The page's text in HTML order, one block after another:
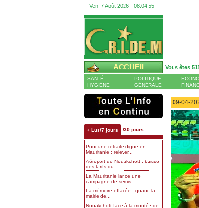
Ven, 7 Août 2026 - 08:04:56
ACCUEIL Vous êtes
SANTÉ
HYGIÈNE
POLITIQUE
GÉNÉRALE
+ Lus/7 jours /30 jours
Pour une retraite digne en
Mauritanie : relever...
Aéroport de Nouakchott : baisse
des tarifs du...
La Mauritanie lance une
campagne de semis...
La mémoire effacée : quand la
mairie de...
Nouakchott face à la montée de
09-04-